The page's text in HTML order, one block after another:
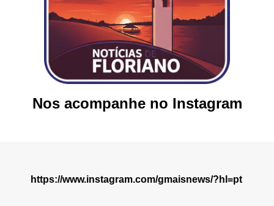
Nos acompanhe no Instagram
https://www.instagram.com/gmaisnews/?hl=pt